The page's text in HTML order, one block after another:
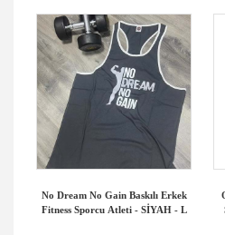
No Dream No Gain Baskılı Erkek
Fitness Sporcu Atleti - SİYAH - L